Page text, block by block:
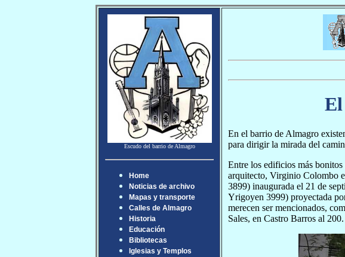
Escudo del barrio de Almagro
Home
Noticias de archivo
Mapas y transporte
Calles de Almagro
Historia
Educación
Bibliotecas
Iglesias y Templos
En el barrio de Almagro
para dirigir la mirada del
Entre los edificios más
arquitecto, Virginio Colombo
3899) inaugurada el 21 de
Yrigoyen 3999) proyectada
merecen ser mencionados,
Sales, en Castro Barros al 200.